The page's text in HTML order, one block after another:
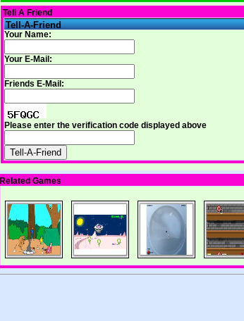
Tell A Friend
Tell-A-Friend
Your Name:
Your E-Mail:
Friends E-Mail:
Please enter the verification code displayed above
Related Games